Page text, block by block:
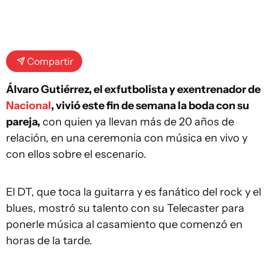
Compartir
Álvaro Gutiérrez, el exfutbolista y exentrenador de
Nacional, vivió este fin de semana la boda con su
pareja, con quien ya llevan más de 20 años de
relación, en una ceremonia con música en vivo y
con ellos sobre el escenario.
El DT, que toca la guitarra y es fanático del rock y el
blues, mostró su talento con su Telecaster para
ponerle música al casamiento que comenzó en
horas de la tarde.